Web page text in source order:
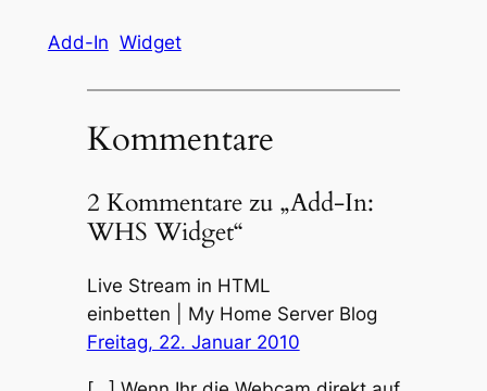
Add-In Widget
Kommentare
2 Kommentare zu „Add-In:
WHS Widget“
Live Stream in HTML
einbetten | My Home Server Blog
Freitag, 22. Januar 2010